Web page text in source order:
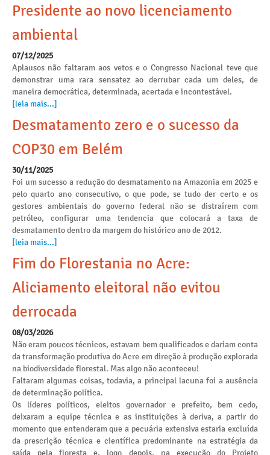
Presidente ao novo licenciamento
ambiental
07/12/2025
Aplausos não faltaram aos vetos e o Congresso Nacional teve que
demonstrar uma rara sensatez ao derrubar cada um deles, de
maneira democrática, determinada, acertada e incontestável.
[leia mais...]
Desmatamento zero e o sucesso da
COP30 em Belém
30/11/2025
Foi um sucesso a redução do desmatamento na Amazonia em 2025 e
pelo quarto ano consecutivo, o que pode, se tudo der certo e os
gestores ambientais do governo federal não se distraírem com
petróleo, configurar uma tendencia que colocará a taxa de
desmatamento dentro da margem do histórico ano de 2012.
[leia mais...]
Fim do Florestania no Acre:
Aliciamento eleitoral não evitou
derrocada
08/03/2026
Não eram poucos técnicos, estavam bem qualificados e dariam conta
da transformação produtiva do Acre em direção à produção explorada
na biodiversidade florestal. Mas algo não aconteceu!
Faltaram algumas coisas, todavia, a principal lacuna foi a ausência
de determinação política.
Os líderes políticos, eleitos governador e prefeito, bem cedo,
deixaram a equipe técnica e as instituições à deriva, a partir do
momento que entenderam que a pecuária extensiva estaria excluída
da prescrição técnica e científica predominante na estratégia da
saída pela floresta e, logo depois, na execução do Projeto